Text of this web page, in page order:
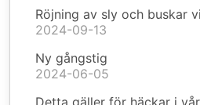
Röjning av sly och buskar
2024-09-13
Ny gångstig
2024-06-05
Detta gäller för häckar i